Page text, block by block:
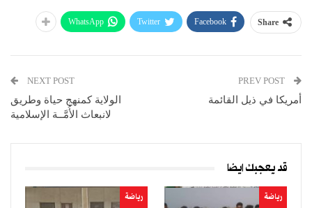
Share
Facebook
Twitter
WhatsApp
أمريكا في ذيل القائمة
NEXT POST
الولاية كمنهج حياة وطريق
لانبعاث الأُمَّــة الإسلامية
قد يعجبك ايضا
رياضة رياضة